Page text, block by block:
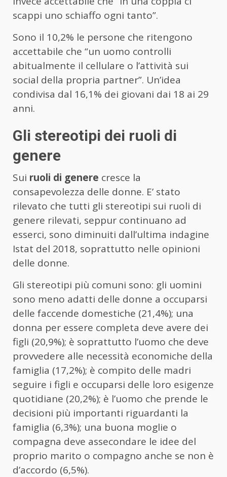
scappi uno schiaffo ogni tanto”.
Sono il 10,2% le persone che ritengono
accettabile che “un uomo controlli
abitualmente il cellulare o l’attività sui
social della propria partner”. Un’idea
condivisa dal 16,1% dei giovani dai 18 ai 29
anni.
Gli stereotipi dei ruoli di
genere
Sui ruoli di genere cresce la
consapevolezza delle donne. E’ stato
rilevato che tutti gli stereotipi sui ruoli di
genere rilevati, seppur continuano ad
esserci, sono diminuiti dall’ultima indagine
Istat del 2018, soprattutto nelle opinioni
delle donne.
Gli stereotipi più comuni sono: gli uomini
sono meno adatti delle donne a occuparsi
delle faccende domestiche (21,4%); una
donna per essere completa deve avere dei
figli (20,9%); è soprattutto l’uomo che deve
provvedere alle necessità economiche della
famiglia (17,2%); è compito delle madri
seguire i figli e occuparsi delle loro esigenze
quotidiane (20,2%); è l’uomo che prende le
decisioni più importanti riguardanti la
famiglia (6,3%); una buona moglie o
compagna deve assecondare le idee del
proprio marito o compagno anche se non è
d’accordo (6,5%).